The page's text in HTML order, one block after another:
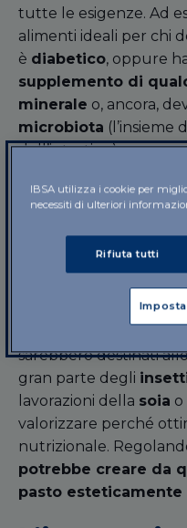
tutte le esigenze. Ad
alimenti ideali per chi
è diabetico, oppure
supplemento di
minerale o, ancora,
microbiota (l’insieme
dell’intestino) a scopo
possono stampare
apprezza un
E non è tutto. Poter
utilizzare al
di nutrienti che, nella
sarebbero destinati
gran parte degli
lavorazioni della soia o
valorizzare perché
nutrizionale.
potrebbe creare da
pasto esteticamente
IBSA utilizza i cookie per
necessiti di ulteriori
Rifiuta tutti